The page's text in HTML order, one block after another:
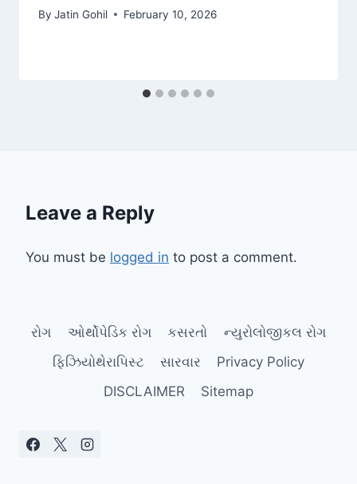
By Jatin Gohil February 10, 2026
Leave a Reply
You must be logged in to post a comment.
રોગ ઓર્થોપેડિક રોગ કસરતો
ન્યુરોલોજીકલ રોગ
ફિઝિયોથેરાપિસ્ટ
સારવાર
Privacy Policy
DISCLAIMER
Sitemap